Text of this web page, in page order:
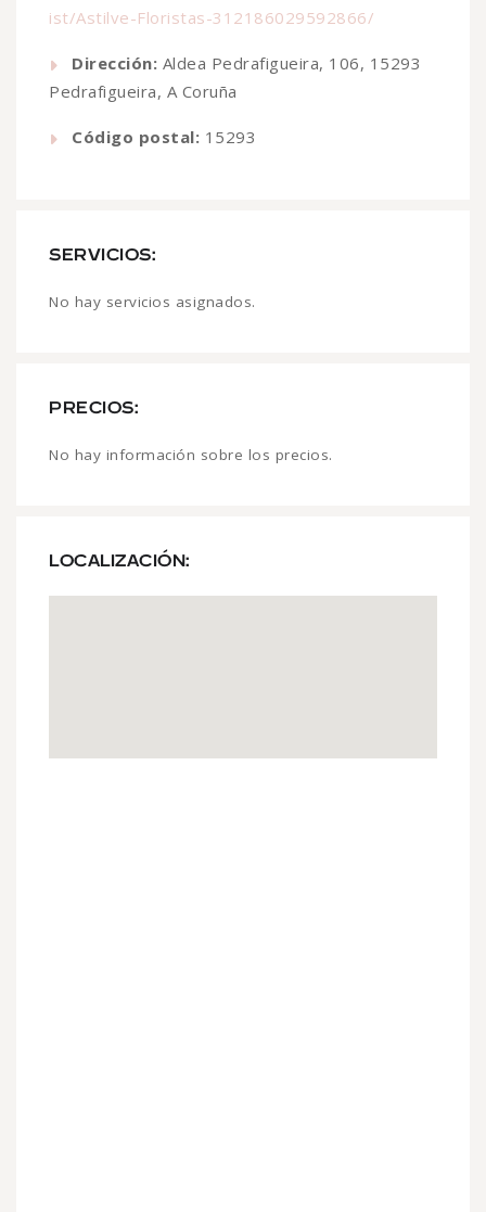
ist/Astilve-Floristas-312186029592866/
Dirección: Aldea Pedrafigueira, 106, 15293
Pedrafigueira, A Coruña
Código postal: 15293
SERVICIOS:
No hay servicios asignados.
PRECIOS:
No hay información sobre los precios.
LOCALIZACIÓN: